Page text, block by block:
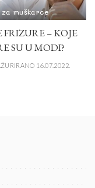
muškarce
FRIZURE – KOJE
SU U MODI?
16.07.2022.